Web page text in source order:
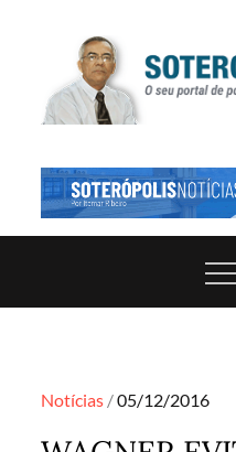
PORTAL DE
Notícias Posted
05/12/2016